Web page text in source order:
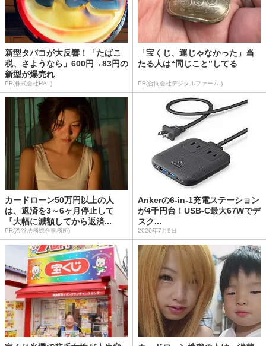
新型タバコが大反響！「たばこ
税、さようなら」600円→83円の
新型が爆売れ
PR(株式会社HAL)
「宝くじ、運じゃなかった」当
たる人は“同じこと”してる
PR(合同会社デジタルファーム )
カードローン50万円以上の人
は、返済を3～6ヶ月停止して
『大幅に減額してから返済...
PR(渋谷法務総合事務所)
Ankerの6-in-1充電ステーション
が4千円台！USB-C最大67Wでデ
スク...
2026年7月9日